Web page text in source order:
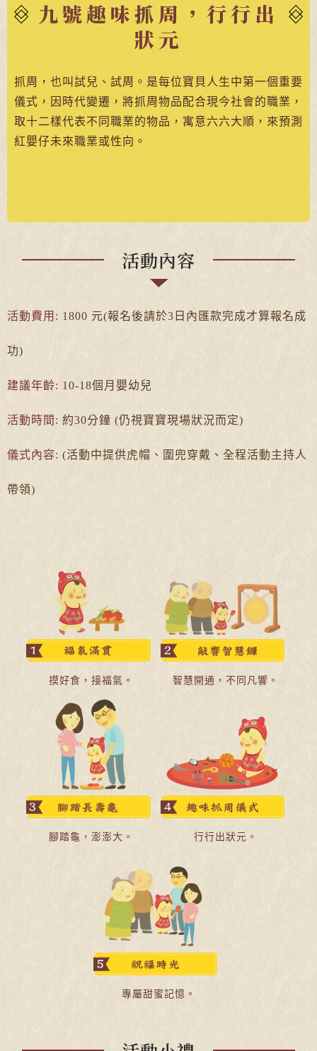
九號趣味抓周，行行出
狀元
抓周，也叫試兒、試周。是每位寶貝人生中第一個重要
儀式，因時代變遷，將抓周物品配合現今社會的職業，
取十二樣代表不同職業的物品，寓意六六大順，來預測
紅嬰仔未來職業或性向。
活動內容
活動費用: 1800 元(報名後請於3日內匯款完成才算報名成
功)
建議年齡: 10-18個月嬰幼兒
活動時間: 約30分鐘 (仍視寶寶現場狀況而定)
儀式內容: (活動中提供虎帽、圍兜穿戴、全程活動主持人
帶領)
摸好食，接福氣。 智慧開通，不同凡響。
腳踏龜，澎澎大。 行行出狀元。
專屬甜蜜記憶。